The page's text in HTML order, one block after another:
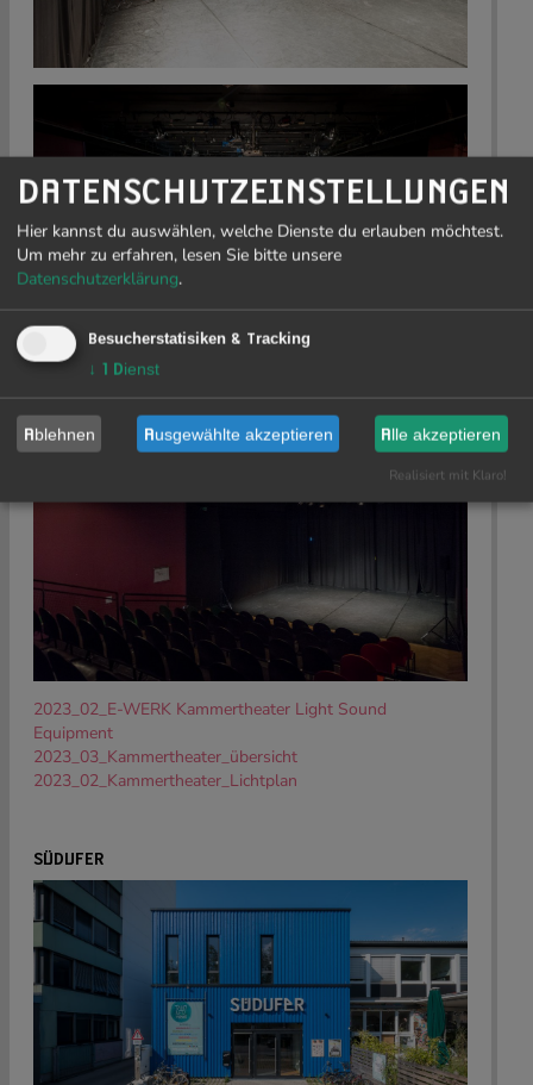
2023_02_E-WERK Kammertheater Light Sound
Equipment
2023_03_Kammertheater_übersicht
2023_02_Kammertheater_Lichtplan
SÜDUFER
DATENSCHUTZEINSTELLUNGEN
Hier kannst du auswählen, welche Dienste du erlauben möchtest.
Um mehr zu erfahren, lesen Sie bitte unsere
Datenschutzerklärung.
Besucherstatisiken & Tracking
↓ 1 Dienst
Ablehnen Ausgewählte akzeptieren Alle akzeptieren
Realisiert mit Klaro!